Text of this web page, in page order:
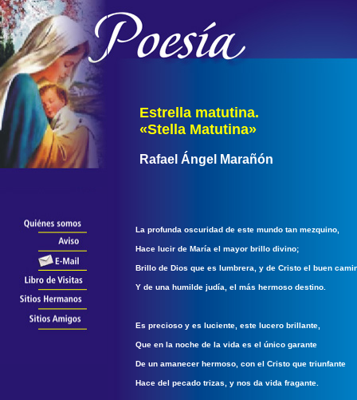
Estrella matutina.
«Stella Matutina»
Rafael Ángel Marañón
La profunda oscuridad de este mundo tan mezquino,
Hace lucir de María el mayor brillo divino;
Brillo de Dios que es lumbrera, y de Cristo el buen
Y de una humilde judía, el más hermoso destino.
Es precioso y es luciente, este lucero brillante,
Que en la noche de la vida es el único garante
De un amanecer hermoso, con el Cristo que triunfante
Hace del pecado trizas, y nos da vida fragante.